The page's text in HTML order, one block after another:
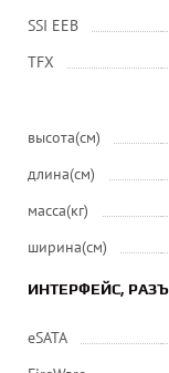
SSI EEB
ТFХ
высота(см)
длина(см)
масса(кг)
ширина(см)
ИНТЕРФЕЙС,
eSATA